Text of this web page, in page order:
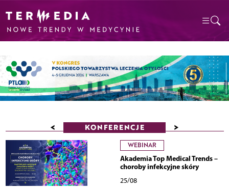
< KONFERENCJE >
WEBINAR
Akademia Top Medical Trends –
choroby infekcyjne skóry
25/08